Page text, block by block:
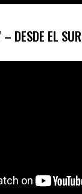
DESDE EL SUR